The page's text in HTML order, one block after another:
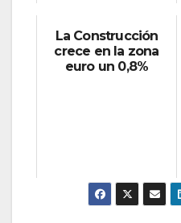
La Construcción
crece en la zona
euro un 0,8%